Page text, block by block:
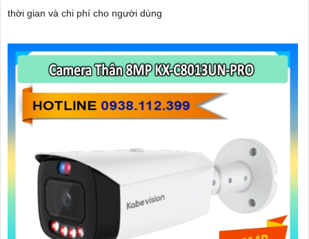
thời gian và chi phí cho người dùng